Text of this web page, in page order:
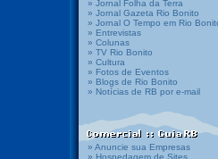
» Jornal Folha da Terra
» Jornal Gazeta Rio Bonito
» Jornal O Tempo em Rio
» Entrevistas
» Colunas
» TV Rio Bonito
» Cultura
» Fotos de Eventos
» Blogs de Rio Bonito
» Notícias de RB por e-mail
» Anuncie sua Empresas
» Hospedagem de Sites